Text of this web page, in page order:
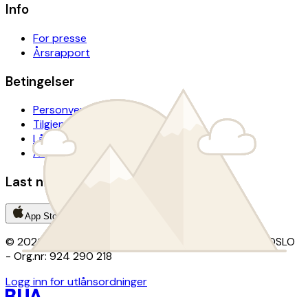
Info
For presse
Årsrapport
Betingelser
Personvern
Tilgjengelighetserklæring
Lånevilkår
Avtalevilkår donasjon
Last ned BUA-appen
App Store
© 2026 BUA · Kontor: Christian Krohgs gate 15, 0186 OSLO
- Org.nr: 924 290 218
Logg inn for utlånsordninger